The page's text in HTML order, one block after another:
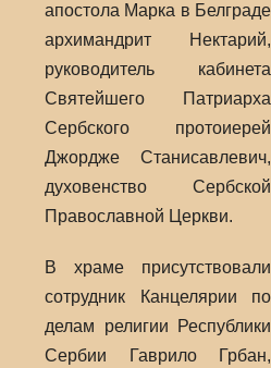
апостола Марка в Белграде
архимандрит Нектарий,
руководитель кабинета
Святейшего Патриарха
Сербского протоиерей
Джордже Станисавлевич,
духовенство Сербской
Православной Церкви.
В храме присутствовали
сотрудник Канцелярии по
делам религии Республики
Сербии Гаврило Грбан,